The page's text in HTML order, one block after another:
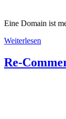
Eine Domain ist
Weiterlesen
Re-